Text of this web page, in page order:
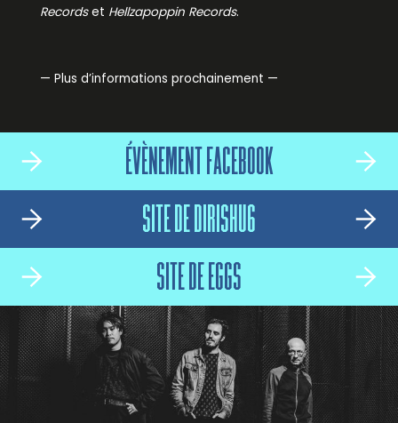
Recordset Hellzapoppin Records.
— Plus d’informations prochainement —
ÉVÈNEMENT FACEBOOK
SITE DE DIRISHU6
SITE DE EGGS